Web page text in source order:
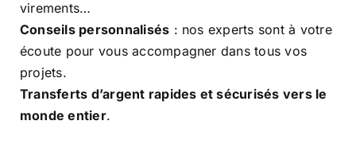
virements…
Conseils personnalisés : nos experts sont à votre
écoute pour vous accompagner dans tous vos
projets.
Transferts d’argent rapides et sécurisés vers le
monde entier.